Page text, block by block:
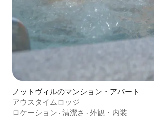
ノットヴィルのマンション・アパート
アウスタイムロッジ
ロケーション · 清潔さ · 外観・内装